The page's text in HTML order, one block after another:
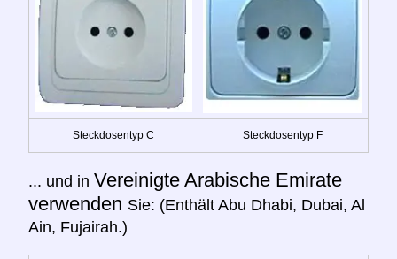
Steckdosentyp C Steckdosentyp F
... und in Vereinigte Arabische Emirate
verwenden Sie: (Enthält Abu Dhabi, Dubai, Al
Ain, Fujairah.)